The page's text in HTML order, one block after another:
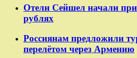
Отели Сейшел начали
рублях
Россиянам предложили
перелётом через Армению